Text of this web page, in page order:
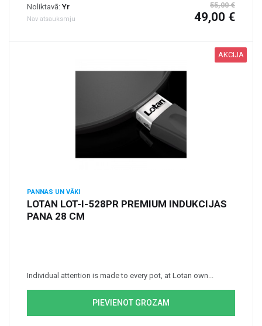
Noliktavā: Yr
Nav atsauksmju
55,00 €
49,00 €
AKCIJA
PANNAS UN VĀKI
LOTAN LOT-I-528PR PREMIUM INDUKCIJAS
PANA 28 CM
Individual attention is made to every pot, at Lotan own...
PIEVIENOT GROZAM